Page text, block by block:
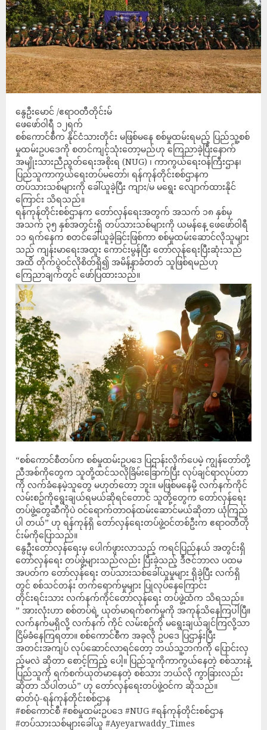
နွေဦးမောင် /ဧရာဝတီတိုင်းမ်
ဖေဖော်ဝါရီ ၁၂ရက်
စစ်ကောင်စီက နိုင်ငံသားတိုင်း မဖြစ်မနေ စစ်မှုထမ်းရမည့် ပြည်သူ့စစ်
မှုထမ်းဥပဒေကို စတင်ကျင့်သုံးတော့မည်ဟု ကြေညာခဲ့ပြီးနောက်
အမျိုးသားညီညွတ်ရေးအစိုးရ (NUG) ၊ ကာကွယ်ရေးဝန်ကြီးဌာန၊
ပြည်သူကာကွယ်ရေးတပ်မတော်၊ ရန်ကုန်တိုင်းစစ်ဌာနက
တပ်သားသစ်များကို ခေါ်ယူခဲ့ပြီး ကျား/မ မရွေး လျောက်ထားနိုင်
ကြောင်း သိရသည်။
ရန်ကုန်တိုင်းစစ်ဌာနက တော်လှန်ရေးအတွက် အသက် ၁၈ နှစ်မှ
အသက် ၃၅ နှစ်အတွင်းရှိ တပ်သားသစ်များကို ယမန်နေ့ ဖေဖော်ဝါရီ
၁၁ ရက်နေက စတင်ခေါ်ယူခဲ့ခြင်းဖြစ်ကာ စစ်မှုထမ်းဆောင်လိုသူများ
သည် ကျန်းမာရေးအထူး ကောင်းမွန်ပြီး တော်လှန်ရေးပြီးဆုံးသည်
အထိ တိုက်ပွဲဝင်လိုစိတ်ရှိ၍ အမိန့်နာခံတတ် သူဖြစ်ရမည်ဟု
ကြေညာချက်တွင် ဖော်ပြထားသည်။
“စစ်ကောင်စီတပ်က စစ်မှုထမ်းဥပဒေ ပြဌာန်းလိုက်ပေမဲ့ ကျွန်တော်တို့
ညီအစ်ကိုတွေက သူတို့ထင်သလိုခြိမ်းခြောက်ပြီး လုပ်ချင်ရာလုပ်တာ
ကို လက်ခံနေမဲ့သူတွေ မဟုတ်တော့ ဘူး။ မဖြစ်မနေမို့ လက်နက်ကိုင်
လမ်းစဥ်ကိုရွေးချယ်ရမယ်ဆိုရင်တောင် သူတို့တွေက တော်လှန်ရေး
တပ်ဖွဲ့တွေဆီကိုပဲ ဝင်ရောက်တာဝန်ထမ်းဆောင်မယ်ဆိုတာ ယုံကြည်
ပါ တယ်” ဟု ရန်ကုန်ရှိ တော်လှန်ရေးတပ်ဖွဲ့ဝင်တစ်ဦးက ဧရာဝတီတို
င်းမ်ကိုပြောသည်။
နွေဦးတော်လှန်ရေးမှ ပေါက်ဖွားလာသည့် ကရင်ပြည်နယ် အတွင်းရှိ
တော်လှန်ရေး တပ်ဖွဲ့များသည်လည်း ပြီးခဲ့သည့် ဒီဇင်ဘာလ ပထမ
အပတ်က တော်လှန်ရေး တပ်သားသစ်ခေါ်ယူမှုများ ရှိခဲ့ပြီး လက်ရှိ
တွင် စစ်သင်တန်း တက်ရောက်မှုများ ပြုလုပ်နေကြောင်း
တိုင်းရင်းသား လက်နက်ကိုင်တော်လှန်ရေး တပ်ဖွဲ့ထံက သိရသည်။
” အားလုံးဟာ စစ်တပ်ရဲ့ ယုတ်မာရက်စက်မှုကို အကုန်သိနေကြပါပြီ။
လက်နက်မရှိလို့ လက်နက် ကိုင် လမ်းစဥ်ကို မရွေးချယ်ချင်ကြလို့သာ
ငြိမ်ခံနေကြရတာ။ စစ်ကောင်စီက အခုလို ဥပဒေ ပြဌာန်းပြီး
အတင်းအကျပ် လုပ်ဆောင်လာရင်တော့ ဘယ်သူ့ဘက်ကို ပြောင်းလှ
ည့်မလဲ ဆိုတာ စောင့်ကြည့် ပေါ့။ ပြည်သူကိုကာကွယ်နေတဲ့ စစ်သားနဲ့
ပြည်သူကို ရက်စက်ယုတ်မာနေတဲ့ စစ်သား ဘယ်လို ကွာခြားလည်း
ဆိုတာ သိပါတယ်” ဟု တော်လှန်ရေးတပ်ဖွဲ့ဝင်က ဆိုသည်။
ဓာတ်ပုံ-ရန်ကုန်တိုင်းစစ်ဌာန
#စစ်ကောင်စီ #စစ်မှုထမ်းဥပဒေ #NUG #ရန်ကုန်တိုင်းစစ်ဌာန
#တပ်သားသစ်များခေါ်ယူ #Ayeyarwaddy_Times